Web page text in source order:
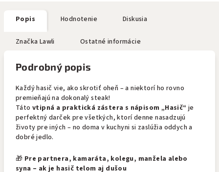
Popis Hodnotenie Diskusia
Značka Lawli Ostatné informácie
Podrobný popis
Každý hasič vie, ako skrotiť oheň – a niektorí ho rovno
premieňajú na dokonalý steak!
Táto vtipná a praktická zástera s nápisom „Hasič“ je
perfektný darček pre všetkých, ktorí denne nasadzujú
životy pre iných – no doma v kuchyni si zaslúžia oddych a
dobré jedlo.
🎁 Pre partnera, kamaráta, kolegu, manžela alebo
syna – ak je hasič telom aj dušou